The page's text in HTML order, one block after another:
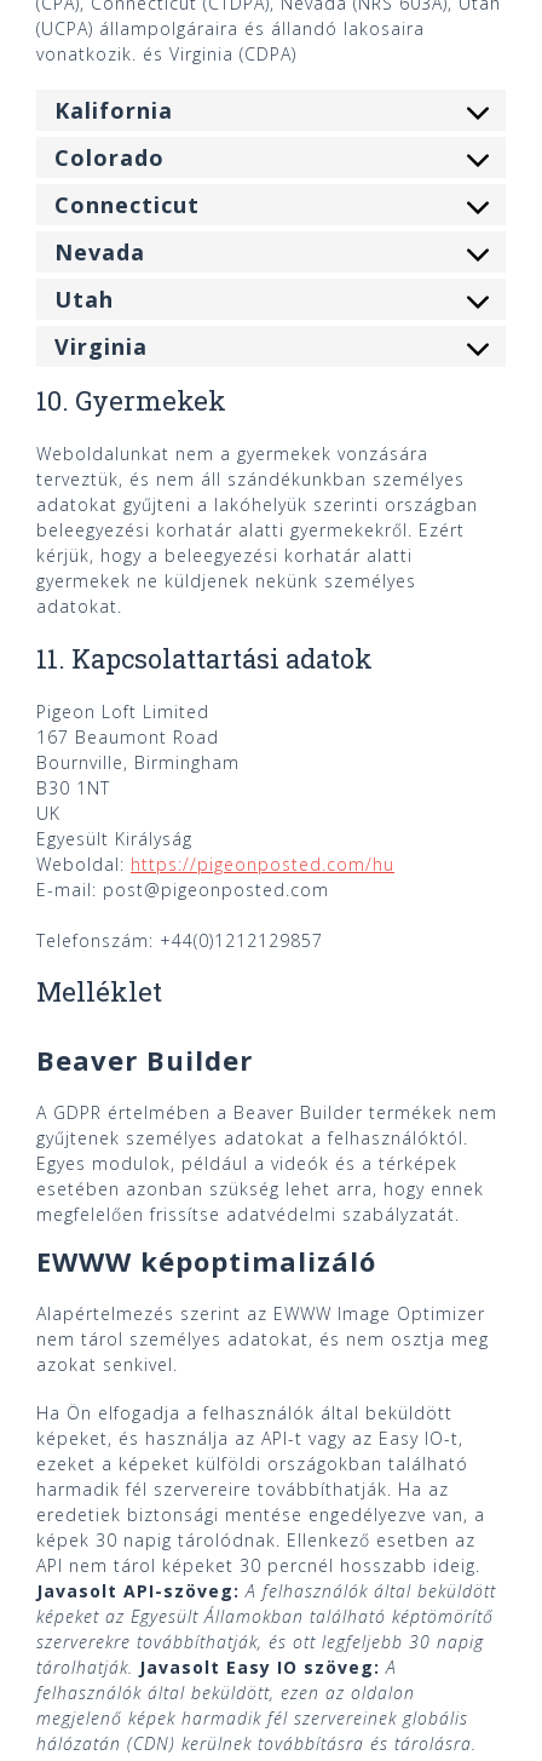
(UCPA) állampolgáraira és állandó lakosaira
vonatkozik. és Virginia (CDPA)
Kalifornia
Colorado
Connecticut
Nevada
Utah
Virginia
10. Gyermekek
Weboldalunkat nem a gyermekek vonzására
terveztük, és nem áll szándékunkban személyes
adatokat gyűjteni a lakóhelyük szerinti országban
beleegyezési korhatár alatti gyermekekről. Ezért
kérjük, hogy a beleegyezési korhatár alatti
gyermekek ne küldjenek nekünk személyes
adatokat.
11. Kapcsolattartási adatok
Pigeon Loft Limited
167 Beaumont Road
Bournville, Birmingham
B30 1NT
UK
Egyesült Királyság
Weboldal: https://pigeonposted.com/hu
E-mail: post@pigeonposted.com
Telefonszám: +44(0)1212129857
Melléklet
Beaver Builder
A GDPR értelmében a Beaver Builder termékek nem
gyűjtenek személyes adatokat a felhasználóktól.
Egyes modulok, például a videók és a térképek
esetében azonban szükség lehet arra, hogy ennek
megfelelően frissítse adatvédelmi szabályzatát.
EWWW képoptimalizáló
Alapértelmezés szerint az EWWW Image Optimizer
nem tárol személyes adatokat, és nem osztja meg
azokat senkivel.
Ha Ön elfogadja a felhasználók által beküldött
képeket, és használja az API-t vagy az Easy IO-t,
ezeket a képeket külföldi országokban található
harmadik fél szervereire továbbíthatják. Ha az
eredetiek biztonsági mentése engedélyezve van, a
képek 30 napig tárolódnak. Ellenkező esetben az
API nem tárol képeket 30 percnél hosszabb ideig.
Javasolt API-szöveg: A felhasználók által beküldött
képeket az Egyesült Államokban található képtömörítő
szerverekre továbbíthatják, és ott legfeljebb 30 napig
tárolhatják. Javasolt Easy IO szöveg: A
felhasználók által beküldött, ezen az oldalon
megjelenő képek harmadik fél szervereinek globális
hálózatán (CDN) kerülnek továbbításra és tárolásra.